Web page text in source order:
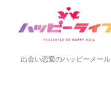
出会い恋愛のハッピーメール